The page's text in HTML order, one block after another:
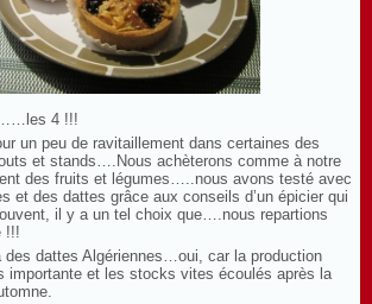
4 !!!
un peu de ravitaillement dans certaines des
et stands….Nous achèterons comme à notre
des fruits et légumes…..nous avons testé avec
et des dattes grâce aux conseils d’un épicier qui
il y a un tel choix que….nous repartions
!!!
dattes Algériennes…oui, car la production
importante et les stocks vites écoulés après la